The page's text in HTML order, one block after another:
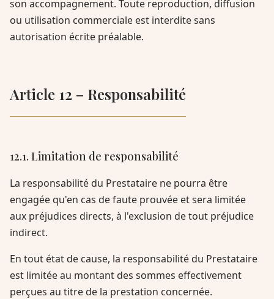
son accompagnement. Toute reproduction, diffusion
ou utilisation commerciale est interdite sans
autorisation écrite préalable.
Article 12 – Responsabilité
12.1. Limitation de responsabilité
La responsabilité du Prestataire ne pourra être
engagée qu'en cas de faute prouvée et sera limitée
aux préjudices directs, à l'exclusion de tout préjudice
indirect.
En tout état de cause, la responsabilité du Prestataire
est limitée au montant des sommes effectivement
perçues au titre de la prestation concernée.